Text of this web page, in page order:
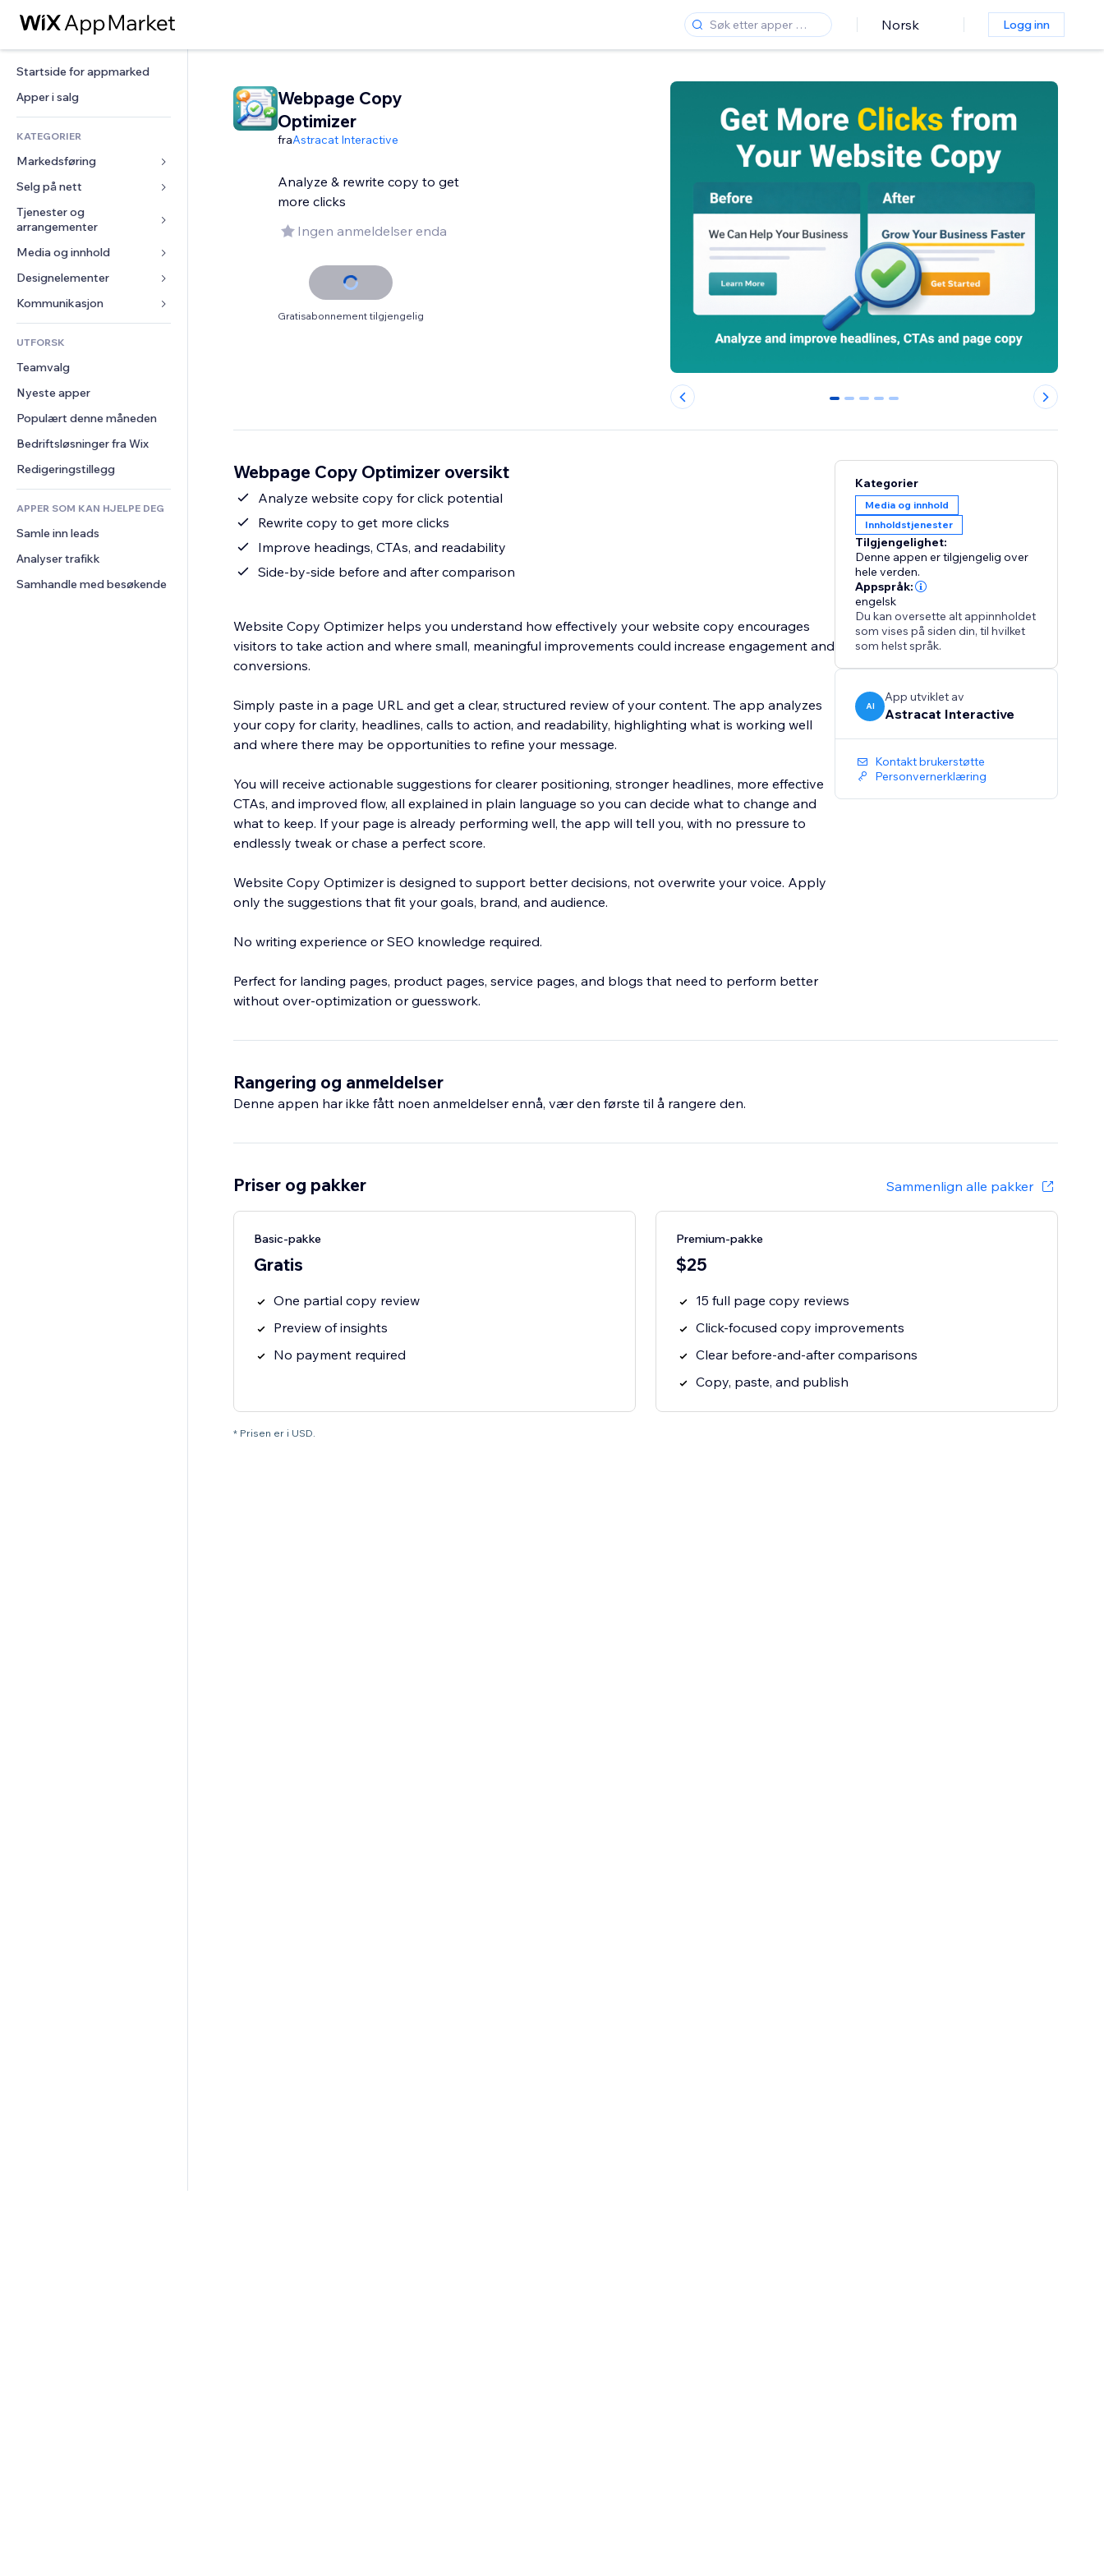
Norsk Logg inn
Startside for appmarked
Apper i salg
KATEGORIER
Markedsføring
Annonser
Mobil
Analyser
Sosiale medier
SEO
Engasjement
Nettstedsoppføringer
E-post
Konvertering
Selg på nett
Apper for butikker
Frakt og levering
Selg-knapper
Nettkurs
On-demand-utskrift
Regnskap
Kuponger og fordelsprogram
Lagerløsninger
Dropshipping
Priser og abonnement
Folkefinansiering
Mat og drikke
Tjenester og
arrangementer
Hoteller
Arrangementer
Restauranter
Eiendom
Bookinger
Media og innhold
Galleri
Musikk
Podkaster
Fotografi
Video
PDF
Fildeling
Nyheter
Designelementer
Kart og navigasjon
Personvern og sikkerhet
Klokke
Sidemaler
Bildeeffekter
Knapper og menyer
Bannere og merker
Kalkulatorer
Søk
Vær
Diagrammer og tabeller
Skjemaer
Avstemninger
Chat
Kommentarer
Telefon
Samfunn
Anmeldelser og
UTFORSK
Teamvalg
Nyeste apper
Populært denne måneden
Bedriftsløsninger fra Wix
Redigeringstillegg
APPER SOM KAN HJELPE DEG
Samle inn leads
Analyser trafikk
Samhandle med besøkende
Webpage Copy
Optimizer
fraAstracat Interactive
Analyze & rewrite copy to get
more clicks
Ingen anmeldelser enda
Gratisabonnement tilgjengelig
0 1 2 3 4
Webpage Copy Optimizer oversikt
Analyze website copy for click potential
Rewrite copy to get more clicks
Improve headings, CTAs, and readability
Side-by-side before and after comparison
Website Copy Optimizer helps you understand how effectively your website copy encourages
visitors to take action and where small, meaningful improvements could increase engagement and
conversions.
Simply paste in a page URL and get a clear, structured review of your content. The app analyzes
your copy for clarity, headlines, calls to action, and readability, highlighting what is working well
and where there may be opportunities to refine your message.
You will receive actionable suggestions for clearer positioning, stronger headlines, more effective
CTAs, and improved flow, all explained in plain language so you can decide what to change and
what to keep. If your page is already performing well, the app will tell you, with no pressure to
endlessly tweak or chase a perfect score.
Website Copy Optimizer is designed to support better decisions, not overwrite your voice. Apply
only the suggestions that fit your goals, brand, and audience.
No writing experience or SEO knowledge required.
Perfect for landing pages, product pages, service pages, and blogs that need to perform better
without over-optimization or guesswork.
Kategorier
Media og innhold
Innholdstjenester
Tilgjengelighet:
Denne appen er tilgjengelig over
hele verden.
Appspråk:
engelsk
Du kan oversette alt appinnholdet
som vises på siden din, til hvilket
som helst språk.
AI
App utviklet av
Astracat Interactive
Kontakt brukerstøtte
Personvernerklæring
Rangering og anmeldelser
Denne appen har ikke fått noen anmeldelser ennå, vær den første til å rangere den.
Priser og pakker Sammenlign alle pakker
Basic-pakke
Gratis
One partial copy review
Preview of insights
No payment required
Premium-pakke
$25
15 full page copy reviews
Click-focused copy improvements
Clear before-and-after comparisons
Copy, paste, and publish
* Prisen er i USD.